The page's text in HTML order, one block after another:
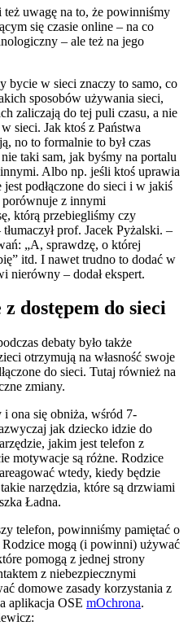
uwagę na to, że powinniśmy
się czasie online – na co
– ale też na jego
bycie w sieci znaczy to samo, co
sposobów używania sieci,
zaliczają do tej puli czasu, a nie
sieci. Jak ktoś z Państwa
no to formalnie to był czas
taki sam, jak byśmy na portalu
Albo np. jeśli ktoś uprawia
podłączone do sieci i w jakiś
porównuje z innymi
którą przebiegliśmy czy
prof. Jacek Pyżalski. –
„A, sprawdzę, o której
itd. I nawet trudno to dodać w
nierówny – dodał ekspert.
dostępem do sieci
debaty było także
otrzymują na własność swoje
do sieci. Tutaj również na
zmiany.
i ona się obniża, wśród 7-
jak dziecko idzie do
jakim jest telefon z
motywacje są różne. Rodzice
wtedy, kiedy będzie
narzędzia, które są drzwiami
Ładna.
telefon, powinniśmy pamiętać o
mogą (i powinni) używać
pomogą z jednej strony
z niebezpiecznymi
domowe zasady korzystania z
aplikacja OSE mOchrona.